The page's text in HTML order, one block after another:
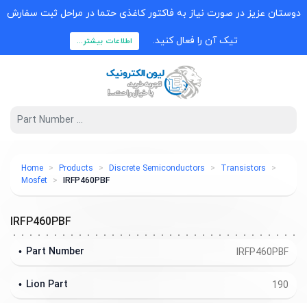
دوستان عزیز در صورت نیاز به فاکتور کاغذی حتما در مراحل ثبت سفارش
تیک آن را فعال کنید. اطلاعات بیشتر...
Home Products Discrete Semiconductors
Transistors
Mosfet
IRFP460PBF
IRFP460PBF
IRFP460PBF
Part Number
190
Lion Part